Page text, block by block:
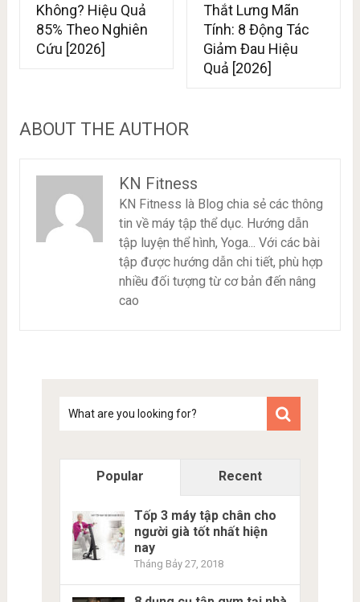
Không? Hiệu Quả
85% Theo Nghiên
Cứu [2026]
Thắt Lưng Mãn
Tính: 8 Động Tác
Giảm Đau Hiệu
Quả [2026]
ABOUT THE AUTHOR
KN Fitness
KN Fitness là Blog chia sẻ các thông
tin về máy tập thể dục. Hướng dẫn
tập luyện thể hình, Yoga... Với các bài
tập được hướng dẫn chi tiết, phù hợp
nhiều đối tượng từ cơ bản đến nâng
cao
kiem
Popular Recent
Tốp 3 máy tập chân cho
người già tốt nhất hiện
nay
Tháng Bảy 27, 2018